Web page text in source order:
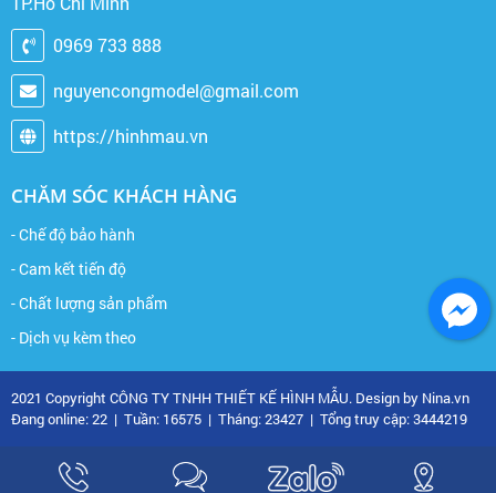
0969 733 888
nguyencongmodel@gmail.com
https://hinhmau.vn
CHĂM SÓC KHÁCH HÀNG
- Chế độ bảo hành
- Cam kết tiến độ
- Chất lượng sản phẩm
- Dịch vụ kèm theo
2021 Copyright CÔNG TY TNHH THIẾT KẾ HÌNH MẪU. Design by Nina.vn
Đang online: 22 | Tuần: 16575 | Tháng: 23427 | Tổng truy cập: 3444219